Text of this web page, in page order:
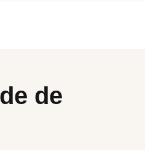
de